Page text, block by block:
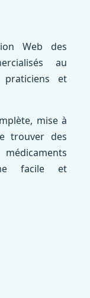
Web des
au
praticiens et
mise à
trouver des
facile et